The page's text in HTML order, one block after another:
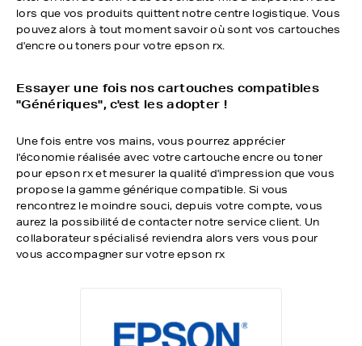
lors que vos produits quittent notre centre logistique. Vous
pouvez alors à tout moment savoir où sont vos cartouches
d'encre ou toners pour votre epson rx.
Essayer une fois nos cartouches compatibles
"Génériques", c'est les adopter !
Une fois entre vos mains, vous pourrez apprécier
l'économie réalisée avec votre cartouche encre ou toner
pour epson rx et mesurer la qualité d'impression que vous
propose la gamme générique compatible. Si vous
rencontrez le moindre souci, depuis votre compte, vous
aurez la possibilité de contacter notre service client. Un
collaborateur spécialisé reviendra alors vers vous pour
vous accompagner sur votre epson rx